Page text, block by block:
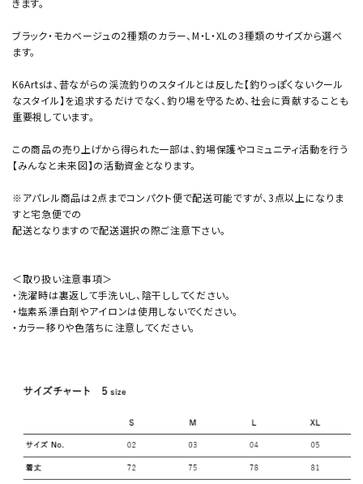
きます。
ブラック・モカベージュの2種類のカラー、M・L・XLの3種類のサイズから選べ
ます。
K6Artsは、昔ながらの渓流釣りのスタイルとは反した【釣りっぽくないクール
なスタイル】を追求するだけでなく、釣り場を守るため、社会に貢献することも
重要視しています。
この商品の売り上げから得られた一部は、釣場保護やコミュニティ活動を行う
【みんなと未来図】の活動資金となります。
※アパレル商品は2点までコンパクト便で配送可能ですが、3点以上になりま
すと宅急便での
配送となりますので配送選択の際ご注意下さい。
＜取り扱い注意事項＞
・洗濯時は裏返して手洗いし、陰干ししてください。
・塩素系漂白剤やアイロンは使用しないでください。
・カラー移りや色落ちに注意してください。